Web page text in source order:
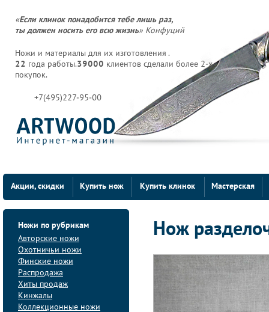
«Если клинок понадобится тебе лишь раз,
ты должен носить его всю жизнь» Конфуций
Ножи и материалы для их изготовления .
22 года работы.39000 клиентов сделали более 2-х
покупок.
+7(495)227-95-00
Акции, скидки Купить нож Купить клинок Мастерская
Ножи по рубрикам
Авторские ножи
Охотничьи ножи
Финские ножи
Распродажа
Хиты продаж
Кинжалы
Коллекционные ножи
Нож